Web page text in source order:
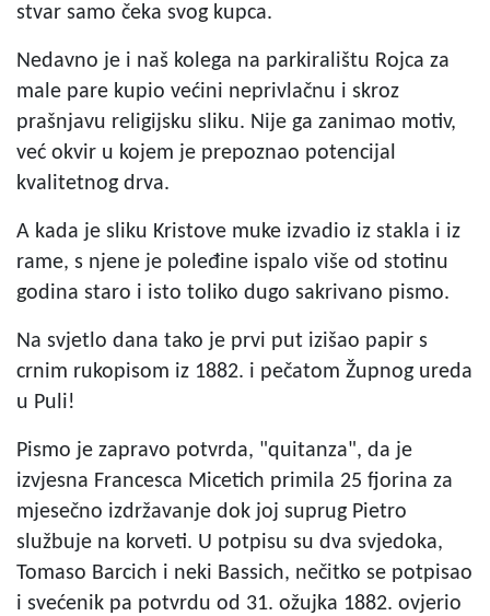
stvar samo čeka svog kupca.
Nedavno je i naš kolega na parkiralištu Rojca za
male pare kupio većini neprivlačnu i skroz
prašnjavu religijsku sliku. Nije ga zanimao motiv,
već okvir u kojem je prepoznao potencijal
kvalitetnog drva.
A kada je sliku Kristove muke izvadio iz stakla i iz
rame, s njene je poleđine ispalo više od stotinu
godina staro i isto toliko dugo sakrivano pismo.
Na svjetlo dana tako je prvi put izišao papir s
crnim rukopisom iz 1882. i pečatom Župnog ureda
u Puli!
Pismo je zapravo potvrda, "quitanza", da je
izvjesna Francesca Micetich primila 25 fjorina za
mjesečno izdržavanje dok joj suprug Pietro
službuje na korveti. U potpisu su dva svjedoka,
Tomaso Barcich i neki Bassich, nečitko se potpisao
i svećenik pa potvrdu od 31. ožujka 1882. ovjerio